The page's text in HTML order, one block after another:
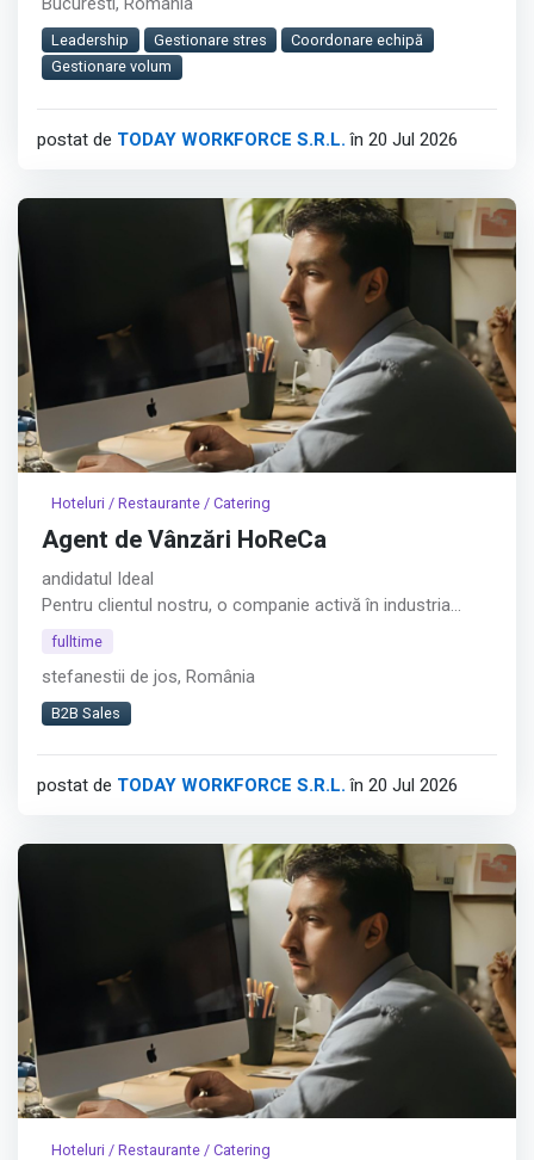
service eficient intr-un mediu cu volum mare de clienti.︇︃︅︎︃︊︉︎​️︀︆︋​︁︁️︀​︋️︎︌​️︊︊︆︅︃︋︋︊︃︌︍
Pozitia contribuie direct la organizarea echipei,
corect gatite si la timp.
Leadership Gestionare stres
Coordonare echipă
Gestionare volum
postat de TODAY WORKFORCE S.R.L. în 20 Jul 2026
Hoteluri / Restaurante / Catering
Agent de Vânzări HoReCa
andidatul Ideal
Pentru clientul nostru, o companie activă în industria
alimentară, recrutăm un Agent de Vânzări HoReCa
creșterea vânzărilor în zona restaurantelor, cafenelelor și
altor locații HoReCa din București.︇︃︅︎︃︊︉︎​️︀︆︋​︁︁️︀​︋️︎︌​️︊︊︆︅︃︋︋︊︃︌︍
Afișează tot
fulltime
stefanestii de jos, România
B2B Sales
postat de TODAY WORKFORCE S.R.L. în 20 Jul 2026
Hoteluri / Restaurante / Catering